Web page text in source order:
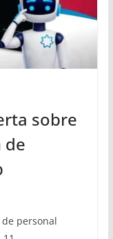
sobre
de
personal